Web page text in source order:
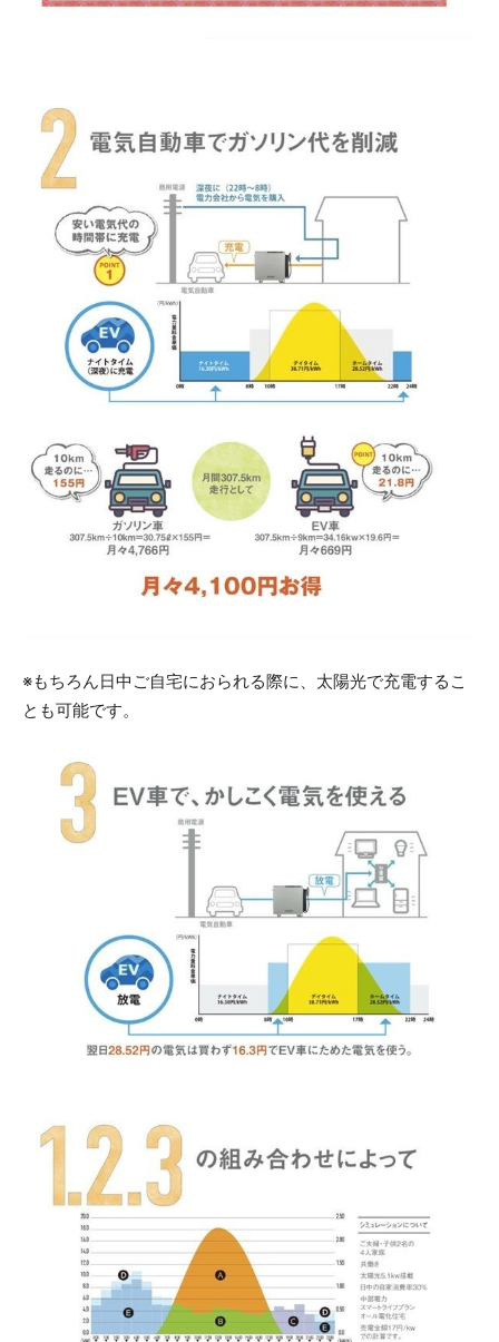
※もちろん日中ご自宅におられる際に、太陽光で充電するこ
とも可能です。